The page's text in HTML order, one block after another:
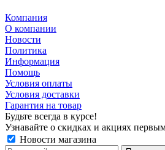
Компания
О компании
Новости
Политика
Информация
Помощь
Условия оплаты
Условия доставки
Гарантия на товар
Будьте всегда в курсе!
Узнавайте о скидках и акциях
Новости магазина